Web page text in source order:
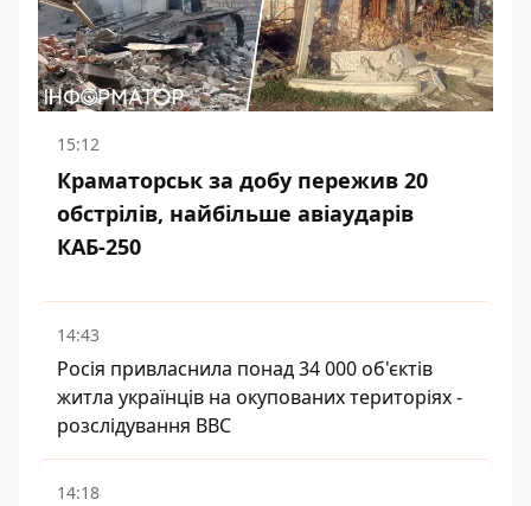
15:12
Краматорськ за добу пережив 20
обстрілів, найбільше авіаударів
КАБ-250
14:43
Росія привласнила понад 34 000 об'єктів
житла українців на окупованих територіях -
розслідування BBC
14:18